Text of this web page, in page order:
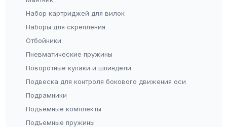
Набор картриджей для вилок
Наборы для скрепления
Отбойники
Пневматические пружины
Поворотные кулаки и шпиндели
Подвеска для контроля бокового движения оси
Подрамники
Подъемные комплекты
Подъемные пружины